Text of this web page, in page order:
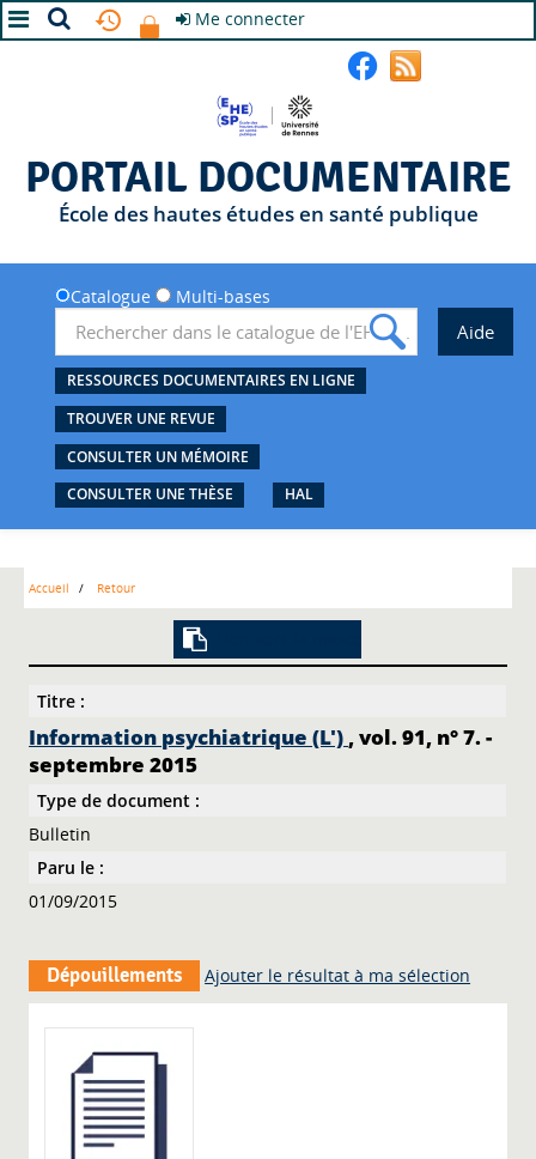
Me connecter
PORTAIL DOCUMENTAIRE
École des hautes études en santé publique
Catalogue Multi-bases
RESSOURCES DOCUMENTAIRES EN LIGNE
TROUVER UNE REVUE
CONSULTER UN MÉMOIRE
CONSULTER UNE THÈSE
HAL
Accueil Retour
Titre :
Information psychiatrique (L') , vol. 91, n° 7. -
septembre 2015
Type de document :
Bulletin
Paru le :
01/09/2015
Dépouillements Ajouter le résultat à ma sélection